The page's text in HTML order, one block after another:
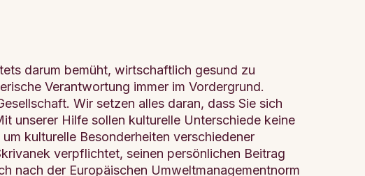
darum bemüht, wirtschaftlich gesund zu
Verantwortung immer im Vordergrund.
Wir setzen alles daran, dass Sie sich
unserer Hilfe sollen kulturelle Unterschiede keine
kulturelle Besonderheiten verschiedener
verpflichtet, seinen persönlichen Beitrag
nach der Europäischen Umweltmanagementnorm